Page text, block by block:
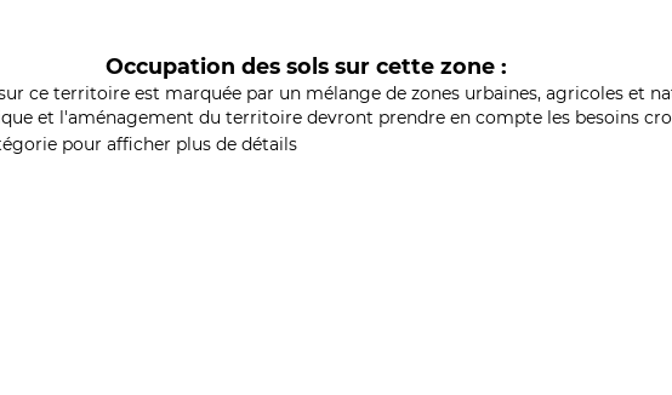
Occupation des sols sur cette zone :
ce territoire est marquée par un mélange de zones urbaines, agricoles et
et l'aménagement du territoire devront prendre en compte les besoins
pour afficher plus de détails